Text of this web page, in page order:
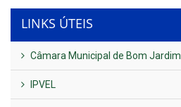
LINKS ÚTEIS
Câmara Municipal de Bom Jardim
IPVEL